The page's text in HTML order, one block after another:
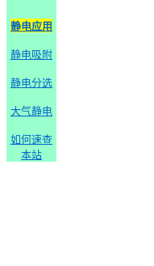
静电应用
静电吸附
静电分选
大气静电
如何速查
本站